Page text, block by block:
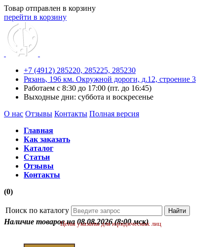
Товар отправлен в корзину
перейти в корзину
+7 (4912) 285220, 285225, 285230
Рязань, 196 км. Окружной дороги, д.12, строение 3
Работаем с 8:30 до 17:00 (пт. до 16:45)
Выходные дни: суббота и воскресенье
О нас Отзывы Контакты Полная версия
Главная
Как заказать
Каталог
Статьи
Отзывы
Контакты
(0)
Поиск по каталогу
Наличие товаров на 08.08.2026 (8:00 мск)
Цены указаны для юридических лиц